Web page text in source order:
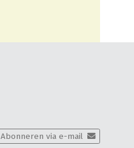
Abonneren via e-mail